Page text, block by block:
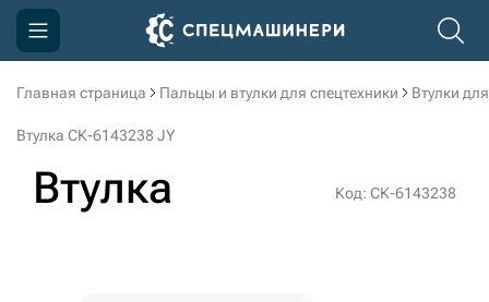
Главная страница Пальцы и втулки для спецтехники Втулки
Втулка СК-6143238 JY
Втулка Код: СК-6143238
Компания
Доставка и оплата